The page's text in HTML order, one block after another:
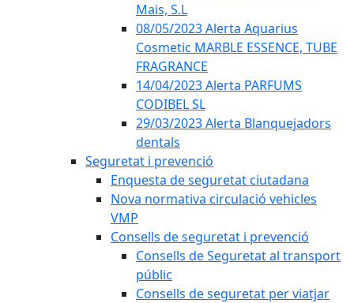
Mais, S.L
08/05/2023 Alerta Aquarius
Cosmetic MARBLE ESSENCE, TUBE
FRAGRANCE
14/04/2023 Alerta PARFUMS
CODIBEL SL
29/03/2023 Alerta Blanquejadors
dentals
Seguretat i prevenció
Enquesta de seguretat ciutadana
Nova normativa circulació vehicles
VMP
Consells de seguretat i prevenció
Consells de Seguretat al transport
públic
Consells de seguretat per viatjar